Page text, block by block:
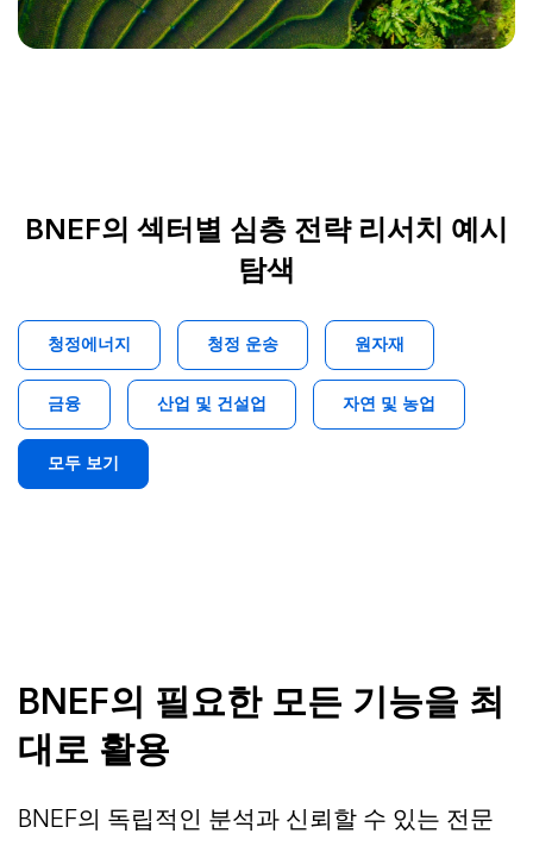
BNEF의 섹터별 심층 전략 리서치 예시
탐색
청정에너지 청정 운송 원자재
금융 산업 및 건설업 자연 및 농업
모두 보기
BNEF의 필요한 모든 기능을 최
대로 활용
BNEF의 독립적인 분석과 신뢰할 수 있는 전문